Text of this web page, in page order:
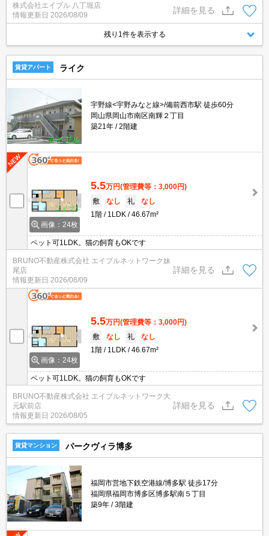
発生)。
株式会社エイブル 八丁堀店
情報更新日 2026/08/09
詳細を見る
残り1件を表示する
賃貸アパート ライク
宇野線<宇野みなと線>/備前西市駅 徒歩60分
岡山県岡山市南区南輝２丁目
築21年
2階建
画像：24枚
5.5万円(管理費等：3,000円)
敷
なし 礼
なし
1階
1LDK 46.67m²
ペット可1LDK。猫の飼育もOKです
BRUNO不動産株式会社 エイブルネットワーク妹
尾店
情報更新日 2026/08/09
詳細を見る
画像：24枚
5.5万円(管理費等：3,000円)
敷
なし 礼
なし
1階
1LDK 46.67m²
ペット可1LDK。猫の飼育もOKです
BRUNO不動産株式会社 エイブルネットワーク大
元駅前店
情報更新日 2026/08/05
詳細を見る
賃貸マンション パークヴィラ博多
福岡市営地下鉄空港線/博多駅 徒歩17分
福岡県福岡市博多区博多駅南５丁目
築9年
3階建